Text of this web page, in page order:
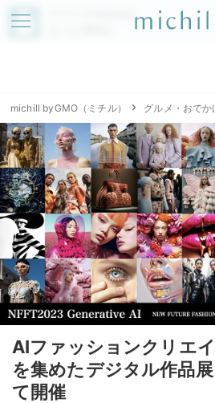
アプリでmichillが
michill byGMO（ミチル） グルメ・おでか
AIファッションクリエ
を集めたデジタル作品
て開催